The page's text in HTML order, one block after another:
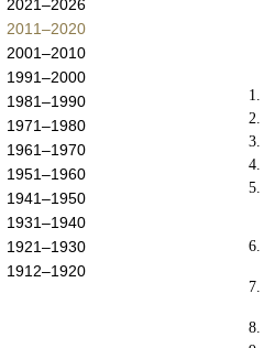
2021–2026
2011–2020
2001–2010
1991–2000
1981–1990
1971–1980
1961–1970
1951–1960
1941–1950
1931–1940
1921–1930
1912–1920